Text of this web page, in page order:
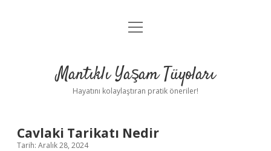
Anasayfa
Yasal Uyarı
menüyü
Mantıklı Yaşam Tüyoları
Hayatını kolaylaştıran pratik öneriler!
Cavlaki Tarikatı Nedir
Tarih: Aralık 28, 2024